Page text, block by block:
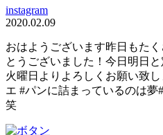
instagram
2020.02.09
おはようございます昨日もた
とうございました！今日明日
火曜日よりよろしくお願い致し
エ #パンに詰まっているのは
笑